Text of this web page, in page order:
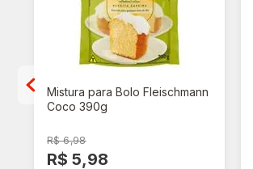
Mistura para Bolo Fleischmann
Coco 390g
R$ 6,98
R$ 5,98